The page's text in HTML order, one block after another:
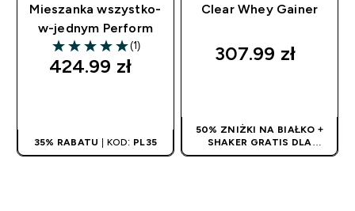
Mieszanka wszystko-
w-jednym Perform
5 out of 5 stars
(1)
424.99 zł‎
35% RABATU | KOD: PL35
Clear Whey Gainer
307.99 zł‎
50% ZNIŻKI NA BIAŁKO +
SHAKER GRATIS DLA
NOWYCH KLIENTÓW! | KOD: